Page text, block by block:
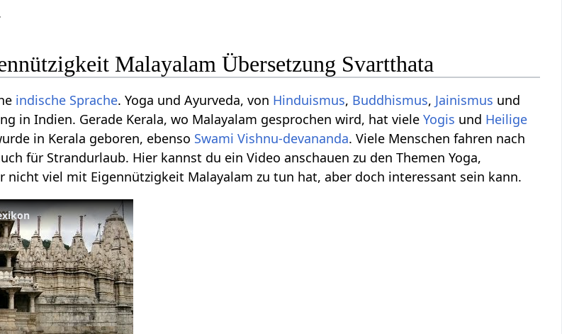
Malayalam Übersetzung Svartthata
indische Sprache. Yoga und Ayurveda, von Hinduismus, Buddhismus, Jainismus und
in Indien. Gerade Kerala, wo Malayalam gesprochen wird, hat vieleYogis und Heilige
in Kerala geboren, ebenso Swami Vishnu-devananda. Viele Menschen fahren nach
für Strandurlaub. Hier kannst du ein Video anschauen zu den Themen Yoga,
nicht viel mit Eigennützigkeit Malayalam zu tun hat, aber doch interessant sein kann.